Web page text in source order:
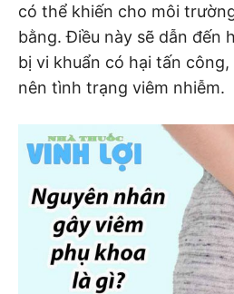
có thể khiến cho môi
bằng. Điều này sẽ dẫn đến
bị vi khuẩn có hại tấn
nên tình trạng viêm nhiễm.